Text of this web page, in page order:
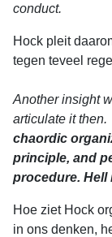
conduct.
Hock pleit
tegen teveel
Another insight
articulate it then.
chaordic
principle, and
procedure. Hell
Hoe ziet Hock
in ons denken,